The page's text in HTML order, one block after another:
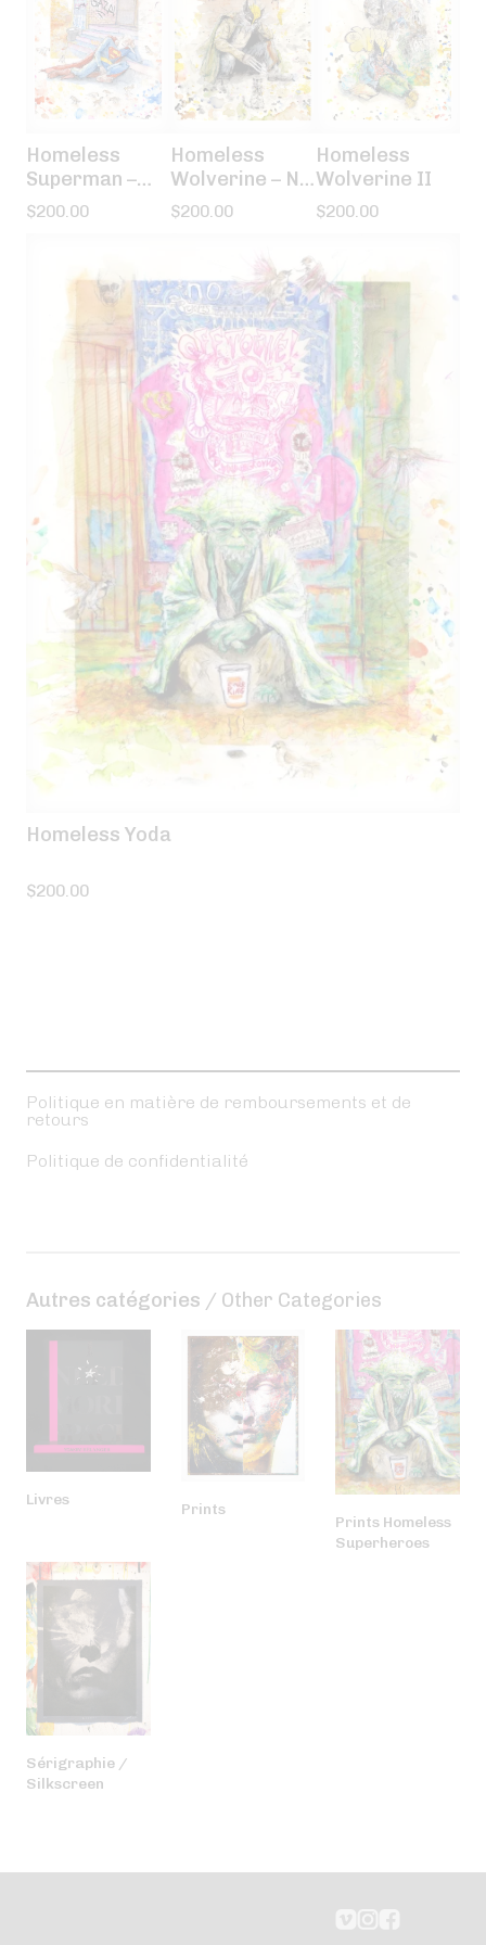
Homeless
Superman –
Free Gaza
$200.00
Homeless
Wolverine – Ni
dieu ni maître
$200.00
Homeless
Wolverine II
$200.00
Homeless Yoda
$200.00
Autres catégories / Other Categories
Livres
Prints
Prints Homeless
Superheroes
Sérigraphie /
Silkscreen
Politique en matière de remboursements et de
retours
Politique de confidentialité